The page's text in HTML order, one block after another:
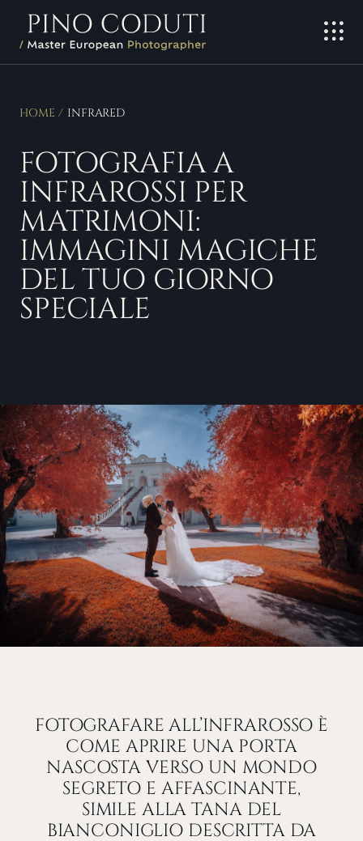
contenuto
HOME INFRARED
FOTOGRAFIA A
INFRAROSSI PER
MATRIMONI:
IMMAGINI MAGICHE
DEL TUO GIORNO
SPECIALE
FOTOGRAFARE ALL’INFRAROSSO È
COME APRIRE UNA PORTA
NASCOSTA VERSO UN MONDO
SEGRETO E AFFASCINANTE,
SIMILE ALLA TANA DEL
BIANCONIGLIO DESCRITTA DA